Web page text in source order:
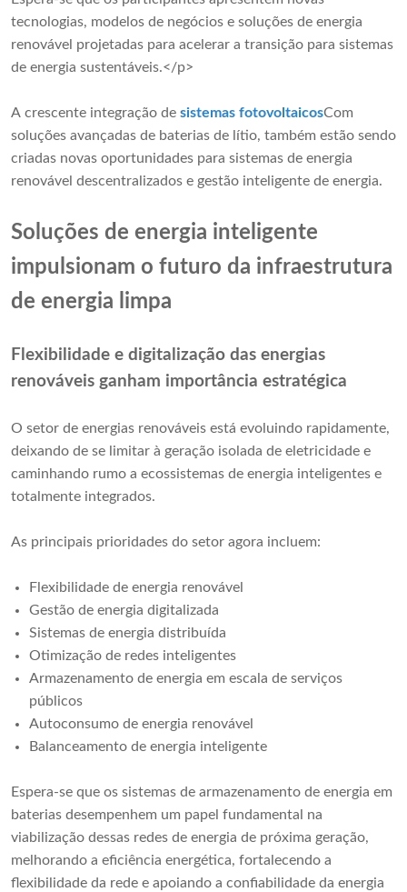
tecnologias, modelos de negócios e soluções de energia
renovável projetadas para acelerar a transição para sistemas
de energia sustentáveis.</p>
A crescente integração de sistemas fotovoltaicosCom
soluções avançadas de baterias de lítio, também estão sendo
criadas novas oportunidades para sistemas de energia
renovável descentralizados e gestão inteligente de energia.
Soluções de energia inteligente
impulsionam o futuro da infraestrutura
de energia limpa
Flexibilidade e digitalização das energias
renováveis ​​ganham importância estratégica
O setor de energias renováveis ​​está evoluindo rapidamente,
deixando de se limitar à geração isolada de eletricidade e
caminhando rumo a ecossistemas de energia inteligentes e
totalmente integrados.
As principais prioridades do setor agora incluem:
Flexibilidade de energia renovável
Gestão de energia digitalizada
Sistemas de energia distribuída
Otimização de redes inteligentes
Armazenamento de energia em escala de serviços
públicos
Autoconsumo de energia renovável
Balanceamento de energia inteligente
Espera-se que os sistemas de armazenamento de energia em
baterias desempenhem um papel fundamental na
viabilização dessas redes de energia de próxima geração,
melhorando a eficiência energética, fortalecendo a
flexibilidade da rede e apoiando a confiabilidade da energia